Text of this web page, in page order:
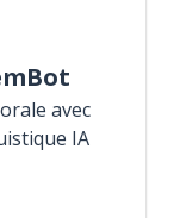
avec
IA